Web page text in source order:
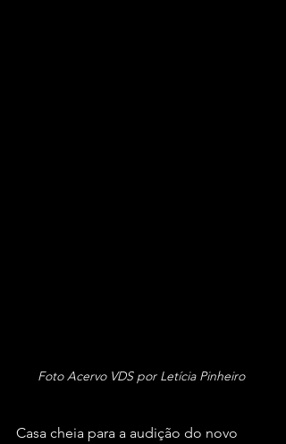
Foto Acervo VDS por Letícia Pinheiro
Casa cheia para a audição do novo